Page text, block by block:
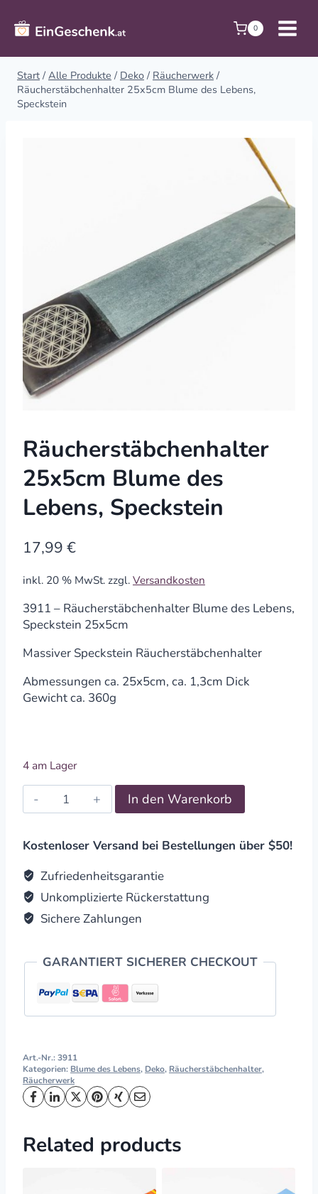
Inhalt
springen
0
Start / Alle Produkte / Deko / Räucherwerk /
Räucherstäbchenhalter 25x5cm Blume des Lebens,
Speckstein
Räucherstäbchenhalter
25x5cm Blume des
Lebens, Speckstein
17,99 €
inkl. 20 % MwSt. zzgl. Versandkosten
3911 – Räucherstäbchenhalter Blume des Lebens,
Speckstein 25x5cm
Massiver Speckstein Räucherstäbchenhalter
Abmessungen ca. 25x5cm, ca. 1,3cm Dick
Gewicht ca. 360g
4 am Lager
Räucherstäbchenhalter
25x5cm
des
Speckstein
quantity
In den Warenkorb
Kostenloser Versand bei Bestellungen über $50!
Zufriedenheitsgarantie
Unkomplizierte Rückerstattung
Sichere Zahlungen
GARANTIERT SICHERER CHECKOUT
Art.-Nr.:3911
Kategorien: Blume des Lebens, Deko, Räucherstäbchenhalter,
Räucherwerk
Related products